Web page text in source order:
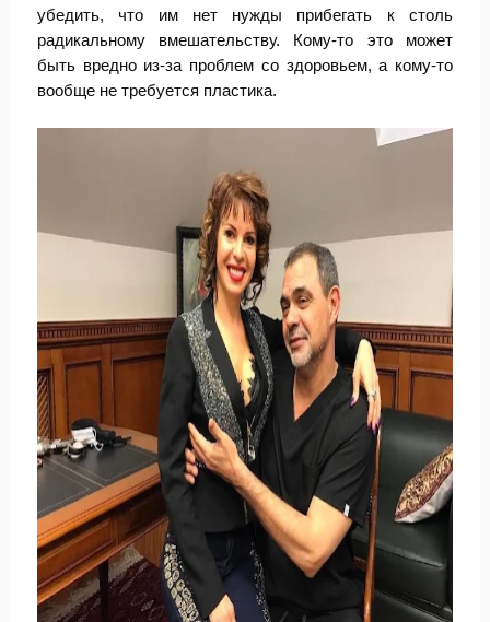
убедить, что им нет нужды прибегать к столь
радикальному вмешательству. Кому-то это может
быть вредно из-за проблем со здоровьем, а кому-то
вообще не требуется пластика.